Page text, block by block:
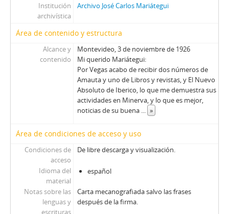
Institución
archivística
Archivo José Carlos Mariátegui
Área de contenido y estructura
Alcance y
contenido
Montevideo, 3 de noviembre de 1926
Mi querido Mariátegui:
Por Vegas acabo de recibir dos números de
Amauta y uno de Libros y revistas, y El Nuevo
Absoluto de Iberico, lo que me demuestra sus
actividades en Minerva, y lo que es mejor,
noticias de su buena ... »
Área de condiciones de acceso y uso
Condiciones de
acceso
De libre descarga y visualización.
Idioma del
material
español
Notas sobre las
lenguas y
escrituras
Carta mecanografiada salvo las frases
después de la firma.